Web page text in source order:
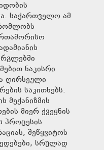
საქართველო ამ
ნაკისრი
ღირსეული
საკითხებს.
მექანიზმის
მიერ ქვეყნის
პროცესის
შეწყვიტოს
სრულად